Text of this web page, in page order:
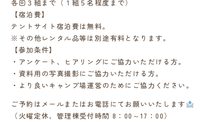
各回３組まで（１組５名程度まで）
【宿泊費】
テントサイト宿泊費は無料。
※その他レンタル品等は別途有料となります。
【参加条件】
・アンケート、ヒアリングにご協力いただける方。
・資料用の写真撮影にご協力いただける方。
・より良いキャンプ場運営のためにご協力ください。
ご予約はメールまたはお電話にてお願いいたします
（火曜定休、管理棟受付時間 8：00～17：00）